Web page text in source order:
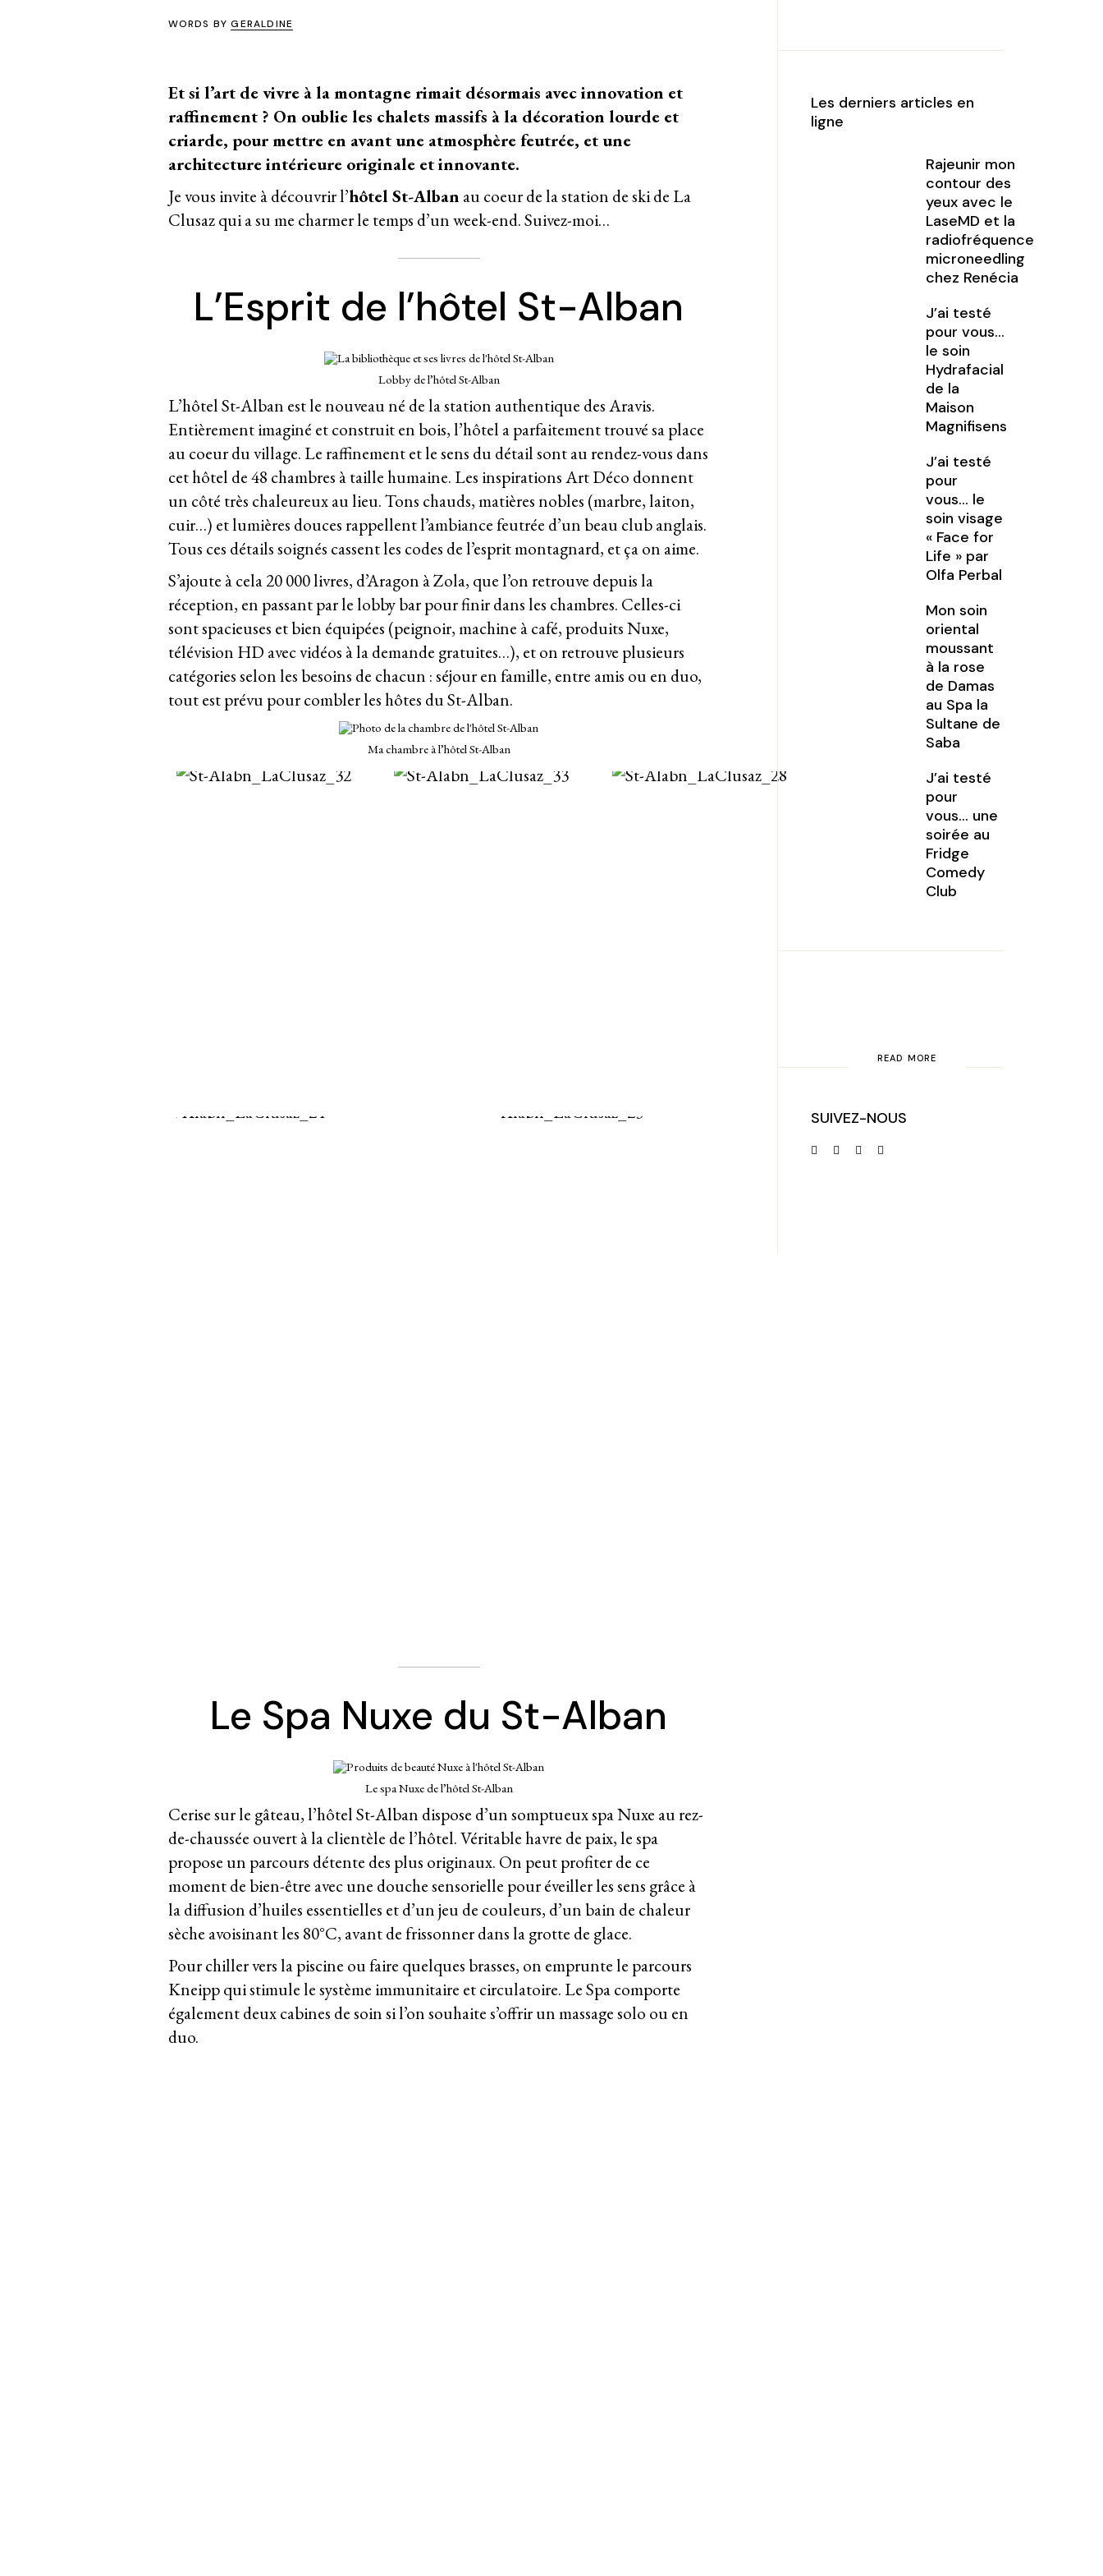
WORDS BYGERALDINE
Et si l’art de vivre à la montagne rimait désormais avec innovation et
raffinement ? On oublie les chalets massifs à la décoration lourde et
criarde, pour mettre en avant une atmosphère feutrée, et une
architecture intérieure originale et innovante.
Je vous invite à découvrir l’hôtel St-Alban au coeur de la station de ski de La
Clusaz qui a su me charmer le temps d’un week-end. Suivez-moi…
L’Esprit de l’hôtel St-Alban
Lobby de l’hôtel St-Alban
L’hôtel St-Alban est le nouveau né de la station authentique des Aravis.
Entièrement imaginé et construit en bois, l’hôtel a parfaitement trouvé sa place
au coeur du village. Le raffinement et le sens du détail sont au rendez-vous dans
cet hôtel de 48 chambres à taille humaine. Les inspirations Art Déco donnent
un côté très chaleureux au lieu. Tons chauds, matières nobles (marbre, laiton,
cuir…) et lumières douces rappellent l’ambiance feutrée d’un beau club anglais.
Tous ces détails soignés cassent les codes de l’esprit montagnard, et ça on aime.
S’ajoute à cela 20 000 livres, d’Aragon à Zola, que l’on retrouve depuis la
réception, en passant par le lobby bar pour finir dans les chambres. Celles-ci
sont spacieuses et bien équipées (peignoir, machine à café, produits Nuxe,
télévision HD avec vidéos à la demande gratuites…), et on retrouve plusieurs
catégories selon les besoins de chacun : séjour en famille, entre amis ou en duo,
tout est prévu pour combler les hôtes du St-Alban.
Ma chambre à l’hôtel St-Alban
Le Spa Nuxe du St-Alban
Le spa Nuxe de l’hôtel St-Alban
Cerise sur le gâteau, l’hôtel St-Alban dispose d’un somptueux spa Nuxe au rez-
de-chaussée ouvert à la clientèle de l’hôtel. Véritable havre de paix, le spa
propose un parcours détente des plus originaux. On peut profiter de ce
moment de bien-être avec une douche sensorielle pour éveiller les sens grâce à
la diffusion d’huiles essentielles et d’un jeu de couleurs, d’un bain de chaleur
sèche avoisinant les 80°C, avant de frissonner dans la grotte de glace.
Pour chiller vers la piscine ou faire quelques brasses, on emprunte le parcours
Kneipp qui stimule le système immunitaire et circulatoire. Le Spa comporte
également deux cabines de soin si l’on souhaite s’offrir un massage solo ou en
duo.
Les derniers articles en
ligne
Rajeunir mon
contour des
yeux avec le
LaseMD et la
radiofréquence
microneedling
chez Renécia
J’ai testé
pour vous…
le soin
Hydrafacial
de la
Maison
Magnifisens
J’ai testé
pour
vous… le
soin visage
« Face for
Life » par
Olfa Perbal
Mon soin
oriental
moussant
à la rose
de Damas
au Spa la
Sultane de
Saba
J’ai testé
pour
vous… une
soirée au
Fridge
Comedy
Club
READ MORE
SUIVEZ-NOUS